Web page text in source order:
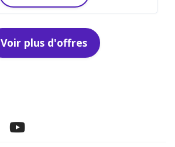
Voir plus d'offres